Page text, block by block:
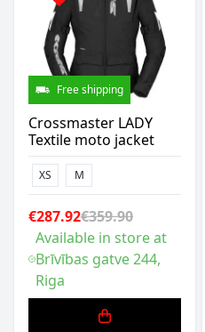
Free shipping
Crossmaster LADY
Textile moto jacket
XS M
€287.92€359.90
Available in store at
Brīvības gatve 244,
Riga